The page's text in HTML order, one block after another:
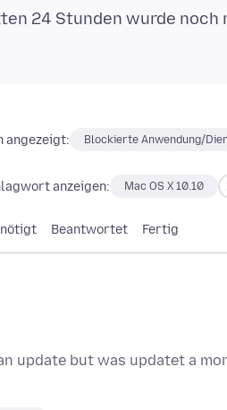
24 Stunden wurde
angezeigt: Blockierte Anwendung/
anzeigen: Mac OS X 10.10
Beantwortet Fertig
update but was updatet a